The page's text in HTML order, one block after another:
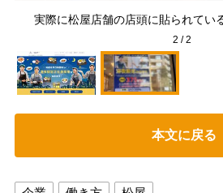
実際に松屋店舗の店頭に貼られてい
2 /2
本文に戻る